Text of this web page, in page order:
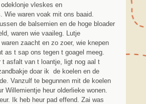
vleskes en
Wie waren voak mit ons baaid.
de balsemien en de hoge bloader
waren wie vaaileg. Lutje
zaacht en zo zoer, wie knepen
as t sap ons tegen t goagel meeg.
t asfalt van t loantje, ligt nog aal t
doar ik de koelen en de
Vanzulf te begunnen mit de koelen
Willemientje heur olderlieke wonen.
Ik heb heur pad effend. Zai was